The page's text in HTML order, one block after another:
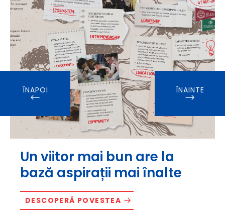
Un viitor mai bun are la
bază aspirații mai înalte
DESCOPERĂ POVESTEA
ÎNAPOI ÎNAINTE